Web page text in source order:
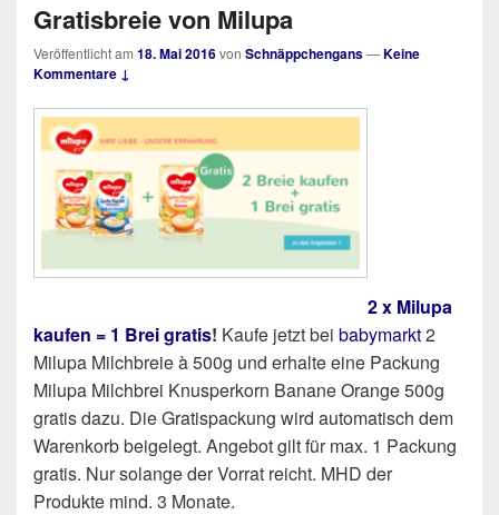
Gratisbreie von Milupa
Veröffentlicht am 18. Mai 2016von Schnäppchengans—Keine
Kommentare ↓
2 x Milupa
kaufen = 1 Brei gratis! Kaufe jetzt bei babymarkt2
Milupa Milchbreie à 500g und erhalte eine Packung
Milupa Milchbrei Knusperkorn Banane Orange 500g
gratis dazu. Die Gratispackung wird automatisch dem
Warenkorb beigelegt. Angebot gilt für max. 1 Packung
gratis. Nur solange der Vorrat reicht. MHD der
Produkte mind. 3 Monate.